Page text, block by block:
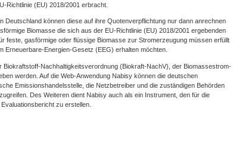
Richtlinie (EU) 2018/2001 erbracht.
Deutschland können diese auf ihre Quotenverpflichtung nur dann anrechnen
Biomasse die sich aus der EU-Richtlinie (EU) 2018/2001 ergebenden
feste, gasförmige oder flüssige Biomasse zur Stromerzeugung müssen erfüllt
Erneuerbare-Energien-Gesetz (EEG) erhalten möchten.
Nachhaltigkeitsverordnung (Biokraft-NachV), der Biomassestrom-
werden. Auf die Web-Anwendung Nabisy können die deutschen
Emissionshandelsstelle, die Netzbetreiber und die zuständigen Behörden
Des Weiteren dient Nabisy auch als ein Instrument, den für die
zu erstellen.